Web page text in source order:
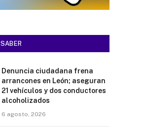
SABER
Denuncia ciudadana frena
arrancones en León; aseguran
21 vehículos y dos conductores
alcoholizados
6 agosto, 2026